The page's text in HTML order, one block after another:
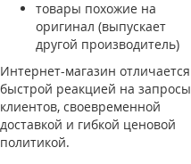
товары похожие на
оригинал (выпускает
другой производитель)
Интернет-магазин отличается
быстрой реакцией на запросы
клиентов, своевременной
доставкой и гибкой ценовой
политикой.